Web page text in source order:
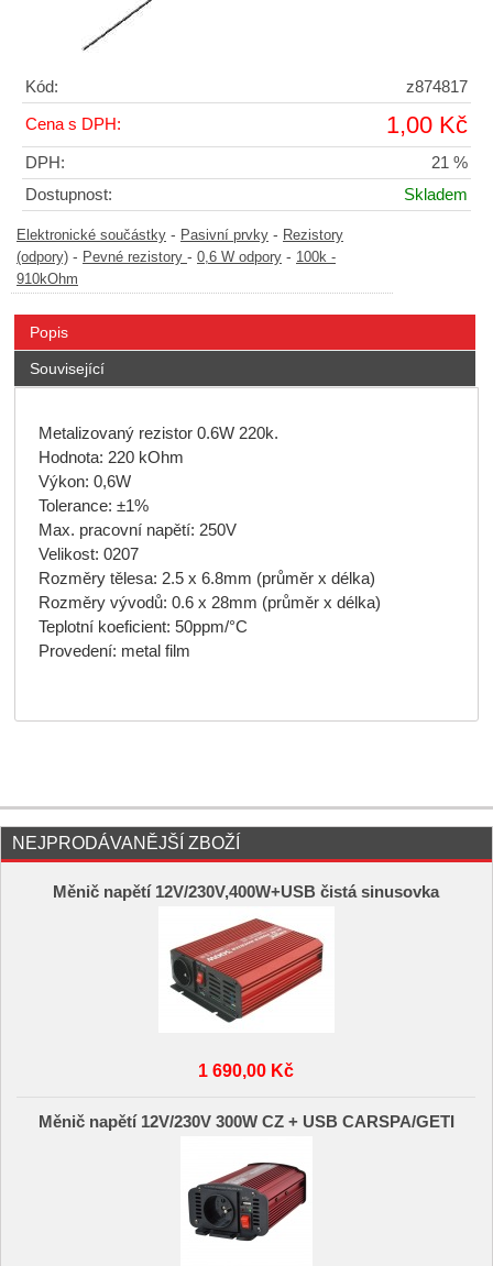
Kód: z874817
Cena s DPH: 1,00 Kč
DPH:
21 %
Dostupnost:
Skladem
Elektronické součástky - Pasivní prvky - Rezistory
(odpory) - Pevné rezistory - 0,6 W odpory - 100k -
910kOhm
Popis
Související
Metalizovaný rezistor 0.6W 220k.
Hodnota: 220 kOhm
Výkon: 0,6W
Tolerance: ±1%
Max. pracovní napětí: 250V
Velikost: 0207
Rozměry tělesa: 2.5 x 6.8mm (průměr x délka)
Rozměry vývodů: 0.6 x 28mm (průměr x délka)
Teplotní koeficient: 50ppm/°C
Provedení: metal film
NEJPRODÁVANĚJŠÍ ZBOŽÍ
Měnič napětí 12V/230V,400W+USB čistá sinusovka
1 690,00 Kč
Měnič napětí 12V/230V 300W CZ + USB CARSPA/GETI